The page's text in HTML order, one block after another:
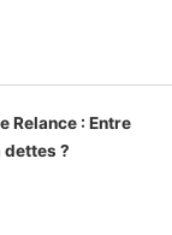
Relance : Entre
dettes ?